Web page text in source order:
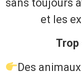
sans toujours
et les
Trop
Des